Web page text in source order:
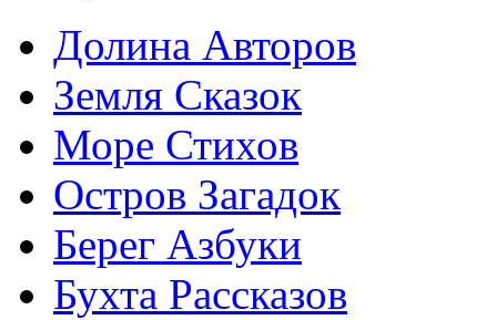
Долина Авторов
Земля Сказок
Море Стихов
Остров Загадок
Берег Азбуки
Бухта Рассказов